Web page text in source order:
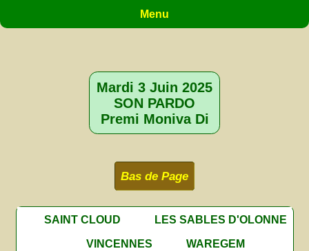
Menu
Mardi 3 Juin 2025
SON PARDO
Premi Moniva Di
Bas de Page
SAINT CLOUD
LES SABLES D'OLONNE
VINCENNES
WAREGEM